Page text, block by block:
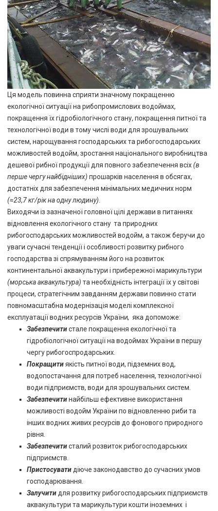
Ця модель повинна сприяти значному покращенню
екологічної ситуації на рибопромислових водоймах,
покращення їх гідробіологічного стану, покращення питної та
технологічної води в тому числі води для зрошувальних
систем, нарощування господарських та рибогосподарських
можливостей водойм, зростання національного виробництва
дешевої рибної продукції для повного забезпечення всіх(в
перше чергу найбідніших) прошарків населення в обсягах,
достатніх для забезпечення мінімальних медичних норм
(≈23,7 кг/рік на одну людину).
Виходячи із зазначеної головної цілі держави в питаннях
відновлення екологічного стану та природних
рибогосподарських можливостей водойм, а також беручи до
уваги сучасні тенденції і особливості розвитку рибного
господарства зі спрямуванням його на розвиток
континентальної аквакультури і прибережної марикультури
(морська аквакультура) та необхідність інтеграції їх у світові
процеси, стратегічним завданням держави повинно стати
повномасштабна модернізація моделі комплексної
експлуатації водних ресурсів України, яка допоможе:
Забезпечитистале покращення екологічної та
гідробіологічної ситуації на водоймах України в першу
чергу рибогоспродарських.
Покращитиякість питної води, підземних вод,
водопостачання для потреб населення, технологічної
води підприємств, води для зрошувальних систем.
Забезпечитинайбільш ефективне використання
можливості водойм України по відновленню риби та
інших водних живих ресурсів до фонового природного
рівня.
Забезпечитисталий розвиток рибогосподарських
підприємств.
Пристосуватидіюче законодавство до сучасних умов
господарювання.
Залучитидля розвитку рибогосподарських підприємств
аквакультури та марикультури кошти іноземних і